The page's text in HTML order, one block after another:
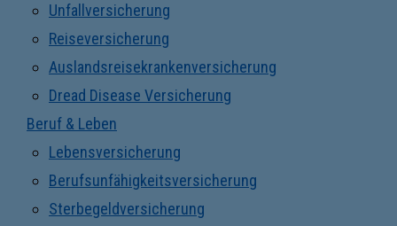
Unfallversicherung
Reiseversicherung
Auslandsreisekrankenversicherung
Dread Disease Versicherung
Beruf & Leben
Lebensversicherung
Berufsunfähigkeitsversicherung
Sterbegeldversicherung